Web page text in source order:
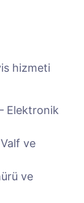
hizmeti
Elektronik
ve
ve